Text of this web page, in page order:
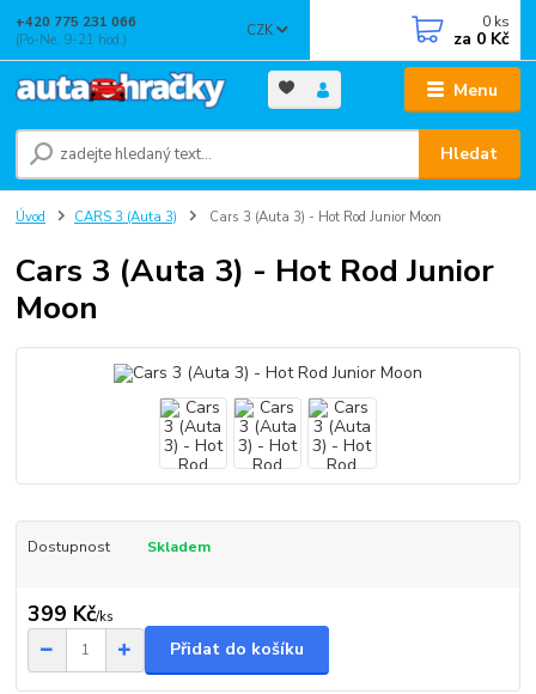
Menu
CZK
Hledat
+420 775 231 066
(Po-Ne, 9-21 hod.)
0 ks
za 0 Kč
Úvod CARS 3 (Auta 3) Cars 3 (Auta 3) - Hot Rod Junior Moon
Cars 3 (Auta 3) - Hot Rod Junior
Moon
Dostupnost Skladem
399 Kč/ks
Přidat do košíku